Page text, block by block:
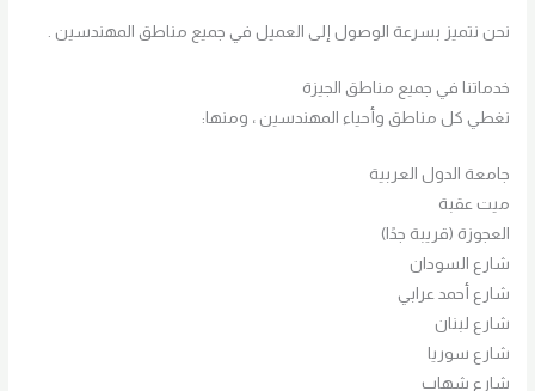
نحن نتميز بسرعة الوصول إلى العميل في جميع مناطق المهندسين .
خدماتنا في جميع مناطق الجيزة
نغطي كل مناطق وأحياء المهندسين ، ومنها:
جامعة الدول العربية
ميت عقبة
العجوزة (قريبة جدًا)
شارع السودان
شارع أحمد عرابي
شارع لبنان
شارع سوريا
شارع شهاب